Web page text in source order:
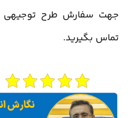
جهت سفارش طرح توجیهی
تماس بگیرید.